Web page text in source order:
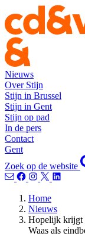
Nieuws
Over Stijn
Stijn in Brussel
Stijn in Gent
Stijn op pad
In de pers
Contact
Gent
Zoek op de website
Home
Nieuws
Hopelijk krijgt
Waas als